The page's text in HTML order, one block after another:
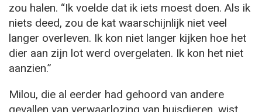
zou halen. “Ik voelde dat ik iets moest doen. Als ik
niets deed, zou de kat waarschijnlijk niet veel
langer overleven. Ik kon niet langer kijken hoe het
dier aan zijn lot werd overgelaten. Ik kon het niet
aanzien.”
Milou, die al eerder had gehoord van andere
gevallen van verwaarlozing van huisdieren, wist